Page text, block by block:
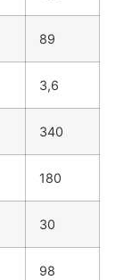
89
3,6
340
180
30
98